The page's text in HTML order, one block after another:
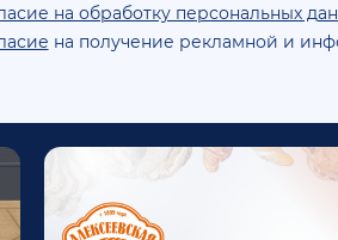
на обработку персональных
на получение рекламной и